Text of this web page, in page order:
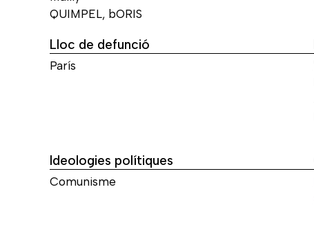
QUIMPEL, bORIS
Lloc de defunció
París
Ideologies polítiques
Comunisme